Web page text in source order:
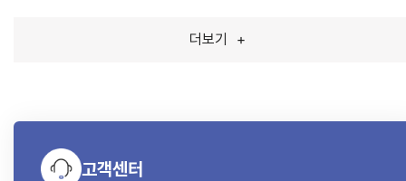
더보기 +
고객센터